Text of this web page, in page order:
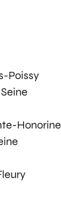
Poissy
Honorine